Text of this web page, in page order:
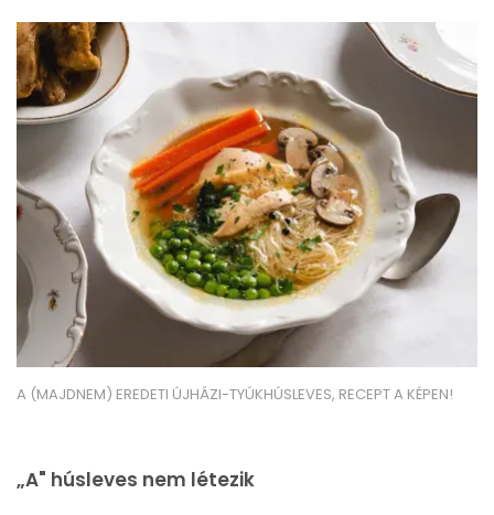
A (MAJDNEM) EREDETI ÚJHÁZI-TYÚKHÚSLEVES, RECEPT A KÉPEN!
„A" húsleves nem létezik